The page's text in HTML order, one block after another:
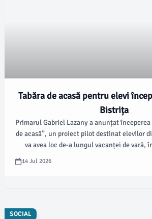
Tabăra de acasă pentru elevi
Bistrița
Primarul Gabriel Lazany a anunțat începerea
de acasă”, un proiect pilot destinat elevilor
va avea loc de-a lungul vacanței de vară,
1.500 de copii vor beneficia de această
14 Jul 2026
SOCIAL